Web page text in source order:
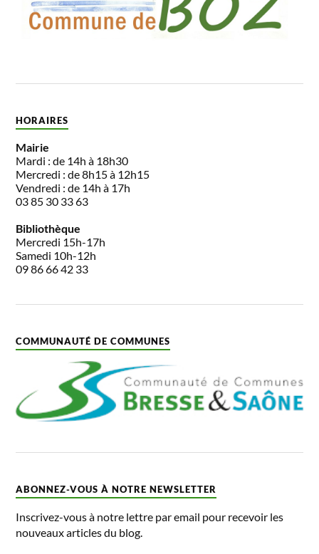
HORAIRES
Mairie
Mardi : de 14h à 18h30
Mercredi : de 8h15 à 12h15
Vendredi : de 14h à 17h
03 85 30 33 63
Bibliothèque
Mercredi 15h-17h
Samedi 10h-12h
09 86 66 42 33
COMMUNAUTÉ DE COMMUNES
ABONNEZ-VOUS À NOTRE NEWSLETTER
Inscrivez-vous à notre lettre par email pour recevoir les
nouveaux articles du blog.